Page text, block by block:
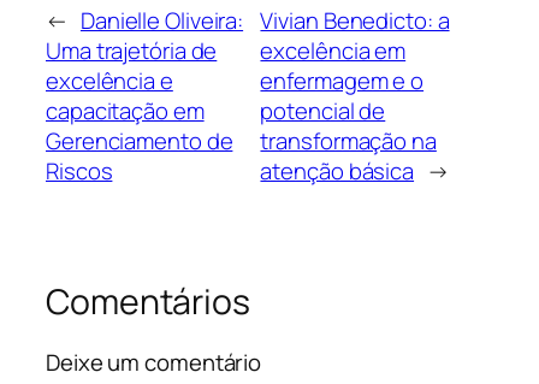
← Danielle Oliveira:
Uma trajetória de
excelência e
capacitação em
Gerenciamento de
Riscos
Vivian Benedicto: a
excelência em
enfermagem e o
potencial de
transformação na
atenção básica →
Comentários
Deixe um comentário